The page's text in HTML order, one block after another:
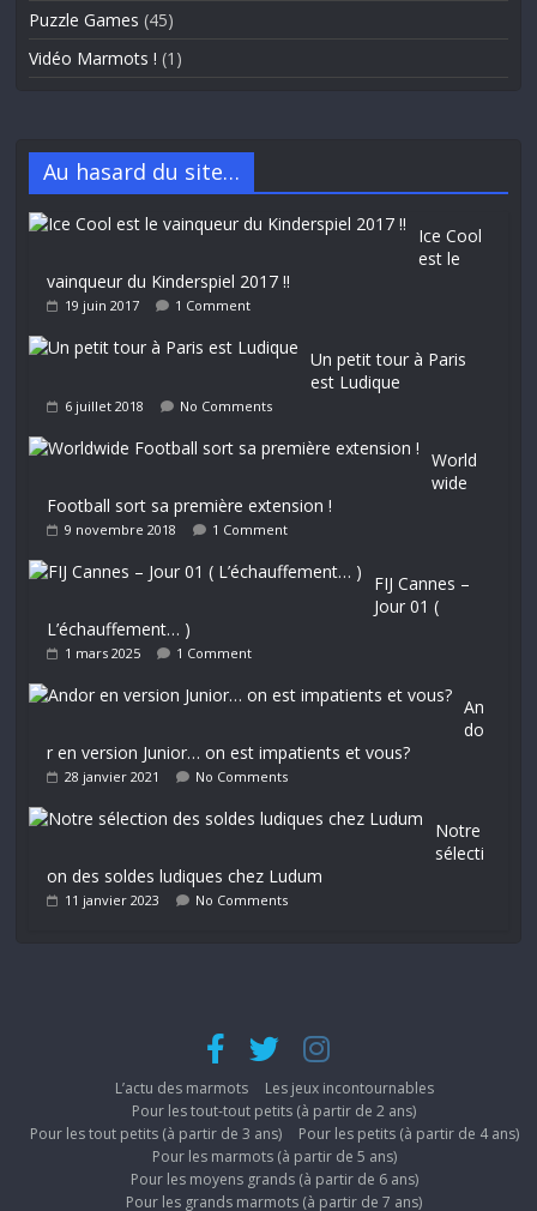
Puzzle Games (45)
Vidéo Marmots ! (1)
Au hasard du site…
Ice Cool
est le
vainqueur du Kinderspiel 2017 !!
19 juin 2017 1 Comment
Un petit tour à Paris
est Ludique
6 juillet 2018 No Comments
World
wide
Football sort sa première extension !
9 novembre 2018 1 Comment
FIJ Cannes –
Jour 01 (
L’échauffement… )
1 mars 2025 1 Comment
An
do
r en version Junior… on est impatients et vous?
28 janvier 2021 No Comments
Notre
sélecti
on des soldes ludiques chez Ludum
11 janvier 2023 No Comments
L’actu des marmots
Les jeux incontournables
Pour les tout-tout petits (à partir de 2 ans)
Pour les tout petits (à partir de 3 ans)
Pour les petits (à partir de 4 ans)
Pour les marmots (à partir de 5 ans)
Pour les moyens grands (à partir de 6 ans)
Pour les grands marmots (à partir de 7 ans)